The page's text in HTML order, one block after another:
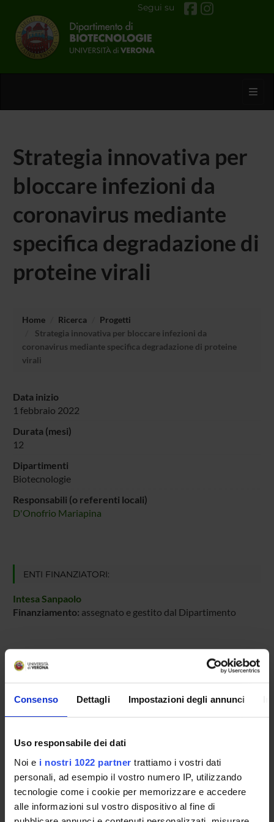
Consenso Dettagli Impostazioni degli annunci
Uso responsabile dei dati
Noi e i nostri 1022 partner trattiamo i vostri dati
personali, ad esempio il vostro numero IP, utilizzando
tecnologie come i cookie per memorizzare e accedere
alle informazioni sul vostro dispositivo al fine di
Segui su
Strategia innovativa per
bloccare infezioni da
coronavirus mediante
specifica degradazione di
proteine virali
Home Ricerca
Progetti
Strategia innovativa per bloccare infezioni da
coronavirus mediante specifica degradazione di proteine
virali
Data inizio
1 febbraio 2022
Durata (mesi)
12
Dipartimenti
Biotecnologie
Responsabili (o referenti locali)
D'Onofrio Mariapina
ENTI FINANZIATORI:
Intesa Sanpaolo
Finanziamento: assegnato e gestito dal Dipartimento
PARTECIPANTI AL PROGETTO
Professore associato
Professore ordinario
AREE DI RICERCA COINVOLTE DAL PROGETTO
Chimica sintetica e materiali